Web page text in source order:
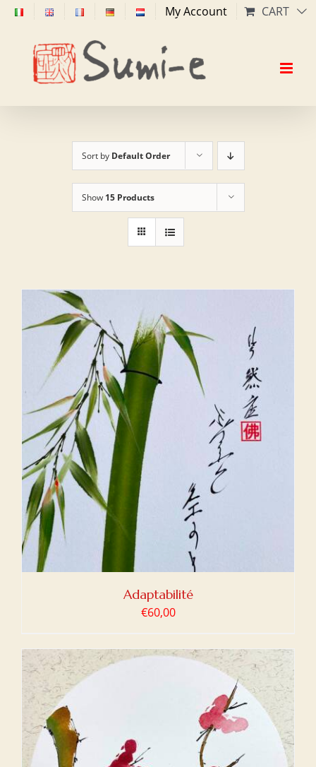
Skip
content
My Account CART
Sort by Default Order
Show 15 Products
Adaptabilité
€60,00